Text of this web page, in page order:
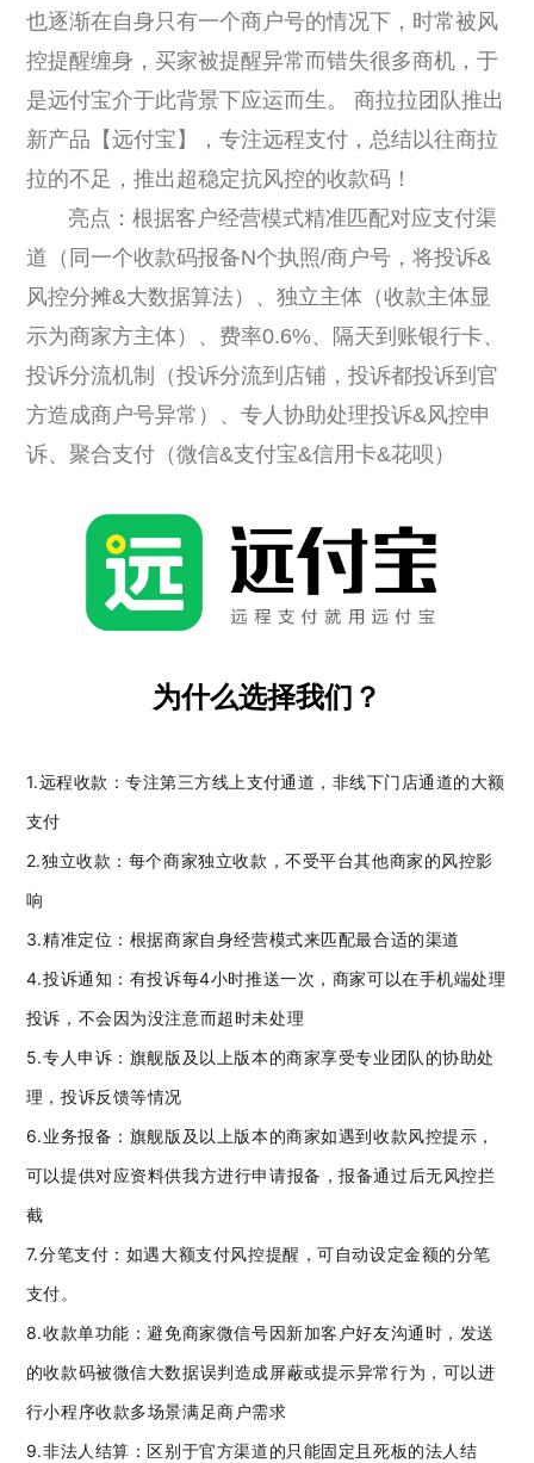
也逐渐在自身只有一个商户号的情况下，时常被风
控提醒缠身，买家被提醒异常而错失很多商机，于
是远付宝介于此背景下应运而生。 商拉拉团队推出
新产品【远付宝】，专注远程支付，总结以往商拉
拉的不足，推出超稳定抗风控的收款码！
亮点：根据客户经营模式精准匹配对应支付渠
道 （同一个收款码报备N个执照/商户号，将投诉&
风控分摊&大数据算法）、独立主体（收款主体显
示为商家方主体）、费率0.6%、隔天到账银行卡、
投诉分流机制（投诉分流到店铺，投诉都投诉到官
方造成商户号异常）、专人协助处理投诉&风控申
诉、聚合支付（微信&支付宝&信用卡&花呗）
为什么选择我们？
1.远程收款：专注第三方线上支付通道，非线下门店通道的大额
支付
2.独立收款：每个商家独立收款，不受平台其他商家的风控影
响
3.精准定位：根据商家自身经营模式来匹配最合适的渠道
4.投诉通知：有投诉每4小时推送一次，商家可以在手机端处理
投诉，不会因为没注意而超时未处理
5.专人申诉：旗舰版及以上版本的商家享受专业团队的协助处
理，投诉反馈等情况
6.业务报备：旗舰版及以上版本的商家如遇到收款风控提示，
可以提供对应资料供我方进行申请报备，报备通过后无风控拦
截
7.分笔支付：如遇大额支付风控提醒，可自动设定金额的分笔
支付。
8.收款单功能：避免商家微信号因新加客户好友沟通时，发送
的收款码被微信大数据误判造成屏蔽或提示异常行为，可以进
行小程序收款多场景满足商户需求
9.非法人结算：区别于官方渠道的只能固定且死板的法人结